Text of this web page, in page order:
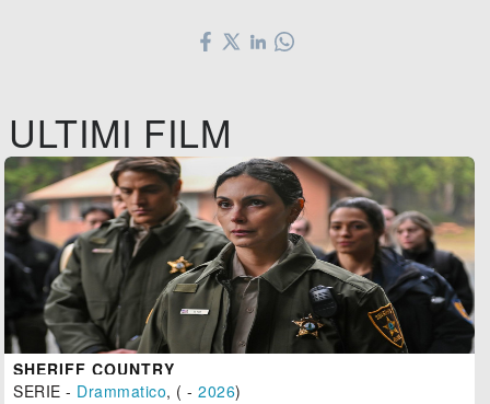
ULTIMI FILM
SHERIFF COUNTRY
SERIE - Drammatico, ( -2026)